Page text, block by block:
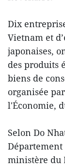
Dix
Vietnam et
japonaises,
des produits
biens de
organisée
l'Économie,
Selon Do
ministère du